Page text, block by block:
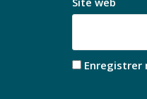
Enregistrer